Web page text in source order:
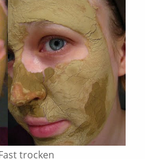
trocken